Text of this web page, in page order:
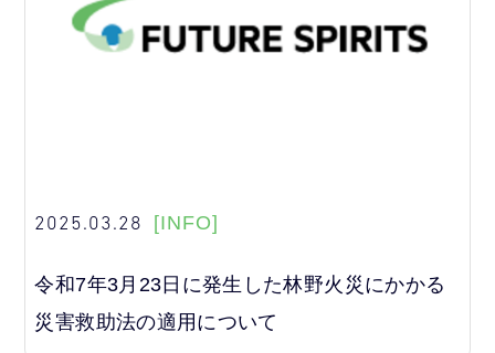
2025.03.28 [INFO]
令和7年3月23日に発生した林野火災にかかる
災害救助法の適用について